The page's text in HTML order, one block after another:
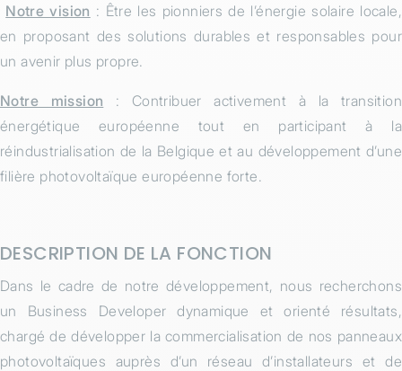
Notre vision : Être les pionniers de l’énergie solaire locale,
en proposant des solutions durables et responsables pour
un avenir plus propre.
Notre mission : Contribuer activement à la transition
énergétique européenne tout en participant à la
réindustrialisation de la Belgique et au développement d’une
filière photovoltaïque européenne forte.
DESCRIPTION DE LA FONCTION
Dans le cadre de notre développement, nous recherchons
un Business Developer dynamique et orienté résultats,
chargé de développer la commercialisation de nos panneaux
photovoltaïques auprès d’un réseau d’installateurs et de